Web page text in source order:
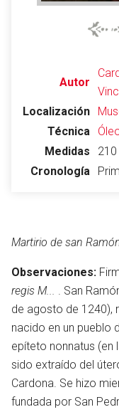
Autor
Localización
Técnica
Medidas
Cronología
Martirio de san
Observaciones:
regis M... . San
de agosto de 1240),
nacido en un pueblo
epíteto nonnatus (en
sido extraído del
Cardona. Se hizo
fundada por San